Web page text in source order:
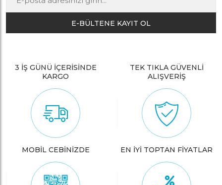
E-BÜLTENE KAYIT OL
3 İŞ GÜNÜ İÇERİSİNDE
KARGO
TEK TIKLA GÜVENLİ
ALIŞVERİŞ
MOBİL CEBİNİZDE EN İYİ TOPTAN FİYATLAR